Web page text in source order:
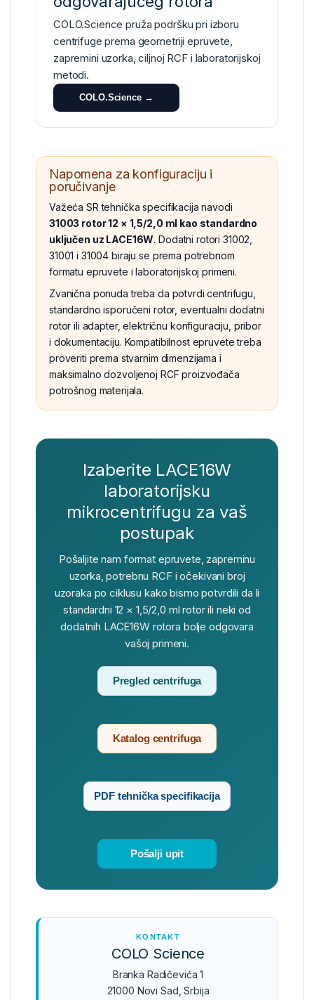
COLO.Science pruža podršku pri izboru
centrifuge prema geometriji epruvete,
zapremini uzorka, ciljnoj RCF i laboratorijskoj
metodi.
COLO.Science →
Napomena za konfiguraciju i
poručivanje
Važeća SR tehnička specifikacija navodi
31003 rotor 12 × 1,5/2,0 ml kao standardno
uključen uz LACE16W. Dodatni rotori 31002,
31001 i 31004 biraju se prema potrebnom
formatu epruvete i laboratorijskoj primeni.
Zvanična ponuda treba da potvrdi centrifugu,
standardno isporučeni rotor, eventualni dodatni
rotor ili adapter, električnu konfiguraciju, pribor
i dokumentaciju. Kompatibilnost epruvete treba
proveriti prema stvarnim dimenzijama i
maksimalno dozvoljenoj RCF proizvođača
potrošnog materijala.
Izaberite LACE16W
laboratorijsku
mikrocentrifugu za vaš
postupak
Pošaljite nam format epruvete, zapreminu
uzorka, potrebnu RCF i očekivani broj
uzoraka po ciklusu kako bismo potvrdili da li
standardni 12 × 1,5/2,0 ml rotor ili neki od
dodatnih LACE16W rotora bolje odgovara
vašoj primeni.
Pregled centrifuga
Katalog centrifuga
PDF tehnička specifikacija
Pošalji upit
KONTAKT
COLO Science
Branka Radičevića 1
21000 Novi Sad, Srbija